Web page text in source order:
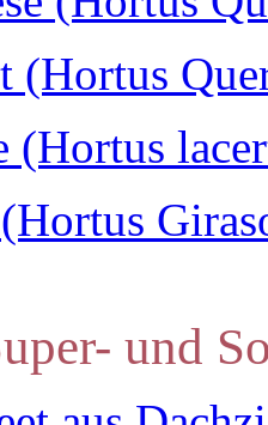
(Hortus
(Hortus
und